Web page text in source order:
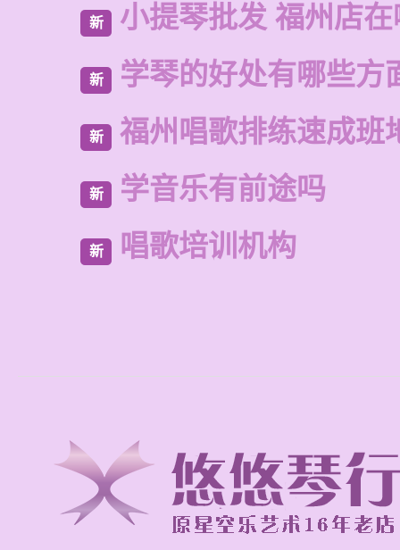
新 小提琴批发 福州店
新 学琴的好处有哪些方
新 福州唱歌排练速成班
新 学音乐有前途吗
新 唱歌培训机构